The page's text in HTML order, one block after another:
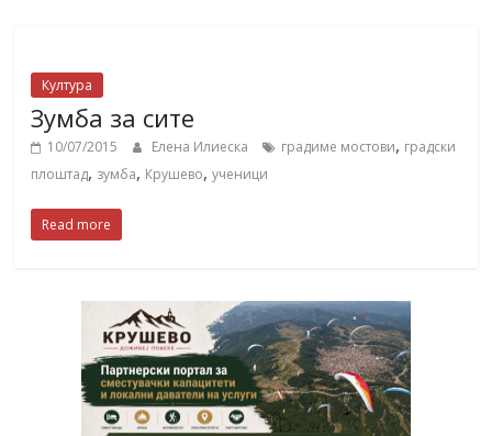
Култура
Зумба за сите
10/07/2015 Елена Илиеска градиме мостови, градски
плоштад, зумба, Крушево,ученици
Read more